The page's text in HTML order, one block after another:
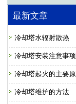
最新文章
冷却塔水辐射散热
冷却塔安装注意事项
冷却塔起火的主要
冷却塔维护的方法